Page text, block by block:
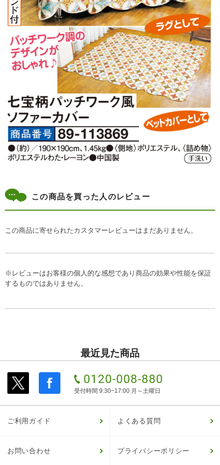
この商品を買った人のレビュー
この商品に寄せられたカスタマーレビューはまだありません。
※レビューはお客様の個人的な感想であり商品の効果や性能を保証
するものではありません。
最近見た商品
受付時間 9:30~17:00 月～土曜日
ご利用ガイド よくある質問
お問い合わせ プライバシーポリシー